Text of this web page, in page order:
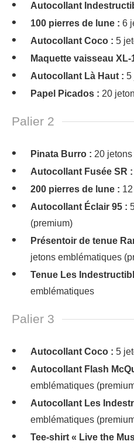
Autocollant
100 pierres de lune : 6
Autocollant Coco : 5
Maquette vaisseau XL-
Autocollant Là Haut : 5
Papel Picados : 20
Palier 2
Pinata Burro : 20
Autocollant Fusée SR :
200 pierres de lune :
Autocollant Éclair 95 :
(premium)
Présentoir de tenue
jetons emblématiques
Tenue Les
emblématiques
Palier 3
Autocollant Coco : 5
Autocollant Flash
emblématiques
Autocollant Les
emblématiques
Tee-shirt « Live the